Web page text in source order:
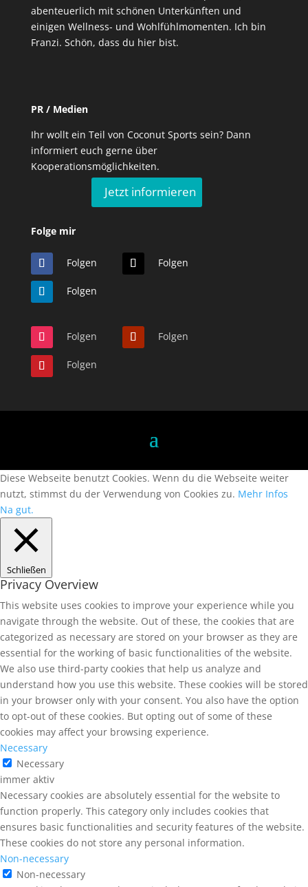
abenteuerlich mit schönen Unterkünften und
einigen Wellness- und Wohlfühlmomenten. Ich bin
Franzi. Schön, dass du hier bist.
PR / Medien
Ihr wollt ein Teil von Coconut Sports sein? Dann
informiert euch gerne über
Kooperationsmöglichkeiten.
Jetzt informieren
Folge mir
Folgen Folgen
Folgen
Folgen Folgen
Folgen
Diese Webseite benutzt Cookies. Wenn du die Webseite weiter
nutzt, stimmst du der Verwendung von Cookies zu. Mehr Infos
Na gut.
Schließen
Privacy Overview
This website uses cookies to improve your experience while you
navigate through the website. Out of these, the cookies that are
categorized as necessary are stored on your browser as they are
essential for the working of basic functionalities of the website.
We also use third-party cookies that help us analyze and
understand how you use this website. These cookies will be stored
in your browser only with your consent. You also have the option
to opt-out of these cookies. But opting out of some of these
cookies may affect your browsing experience.
Necessary
Necessary
immer aktiv
Necessary cookies are absolutely essential for the website to
function properly. This category only includes cookies that
ensures basic functionalities and security features of the website.
These cookies do not store any personal information.
Non-necessary
Non-necessary